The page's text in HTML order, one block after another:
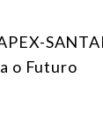
o Futuro